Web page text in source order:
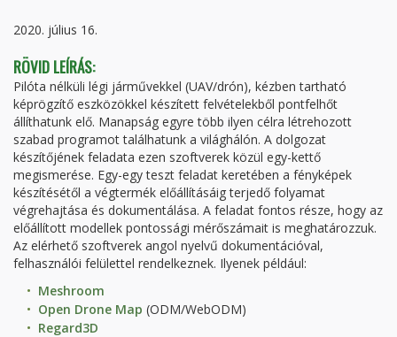
2020. július 16.
RÖVID LEÍRÁS:
Pilóta nélküli légi járművekkel (UAV/drón), kézben tartható
képrögzítő eszközökkel készített felvételekből pontfelhőt
állíthatunk elő. Manapság egyre több ilyen célra létrehozott
szabad programot találhatunk a világhálón. A dolgozat
készítőjének feladata ezen szoftverek közül egy-kettő
megismerése. Egy-egy teszt feladat keretében a fényképek
készítésétől a végtermék előállításáig terjedő folyamat
végrehajtása és dokumentálása. A feladat fontos része, hogy az
előállított modellek pontossági mérőszámait is meghatározzuk.
Az elérhető szoftverek angol nyelvű dokumentációval,
felhasználói felülettel rendelkeznek. Ilyenek például:
Meshroom
Open Drone Map (ODM/WebODM)
Regard3D